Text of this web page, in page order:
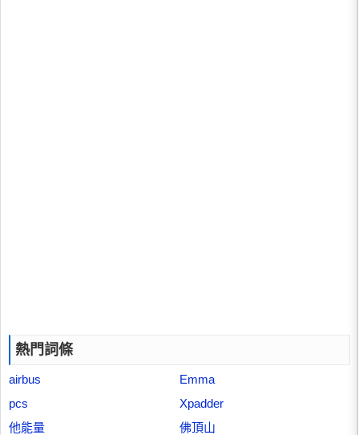
熱門詞條
airbus
Emma
pcs
Xpadder
他能量
佛頂山